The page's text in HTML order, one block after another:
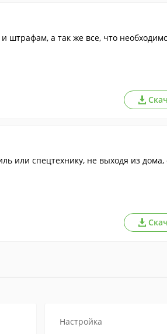
а так же все, что
или спецтехнику, не выходя из дома,
Настройка